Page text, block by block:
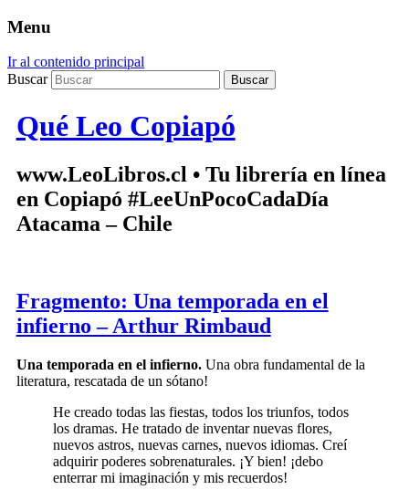
Menu
Ir al contenido principal
Buscar
Qué Leo Copiapó
www.LeoLibros.cl • Tu librería en línea
en Copiapó #LeeUnPocoCadaDía
Atacama – Chile
Fragmento: Una temporada en el
infierno – Arthur Rimbaud
Una temporada en el infierno.Una obra fundamental de la
literatura, rescatada de un sótano!
He creado todas las fiestas, todos los triunfos, todos
los dramas. He tratado de inventar nuevas flores,
nuevos astros, nuevas carnes, nuevos idiomas. Creí
adquirir poderes sobrenaturales. ¡Y bien! ¡debo
enterrar mi imaginación y mis recuerdos!